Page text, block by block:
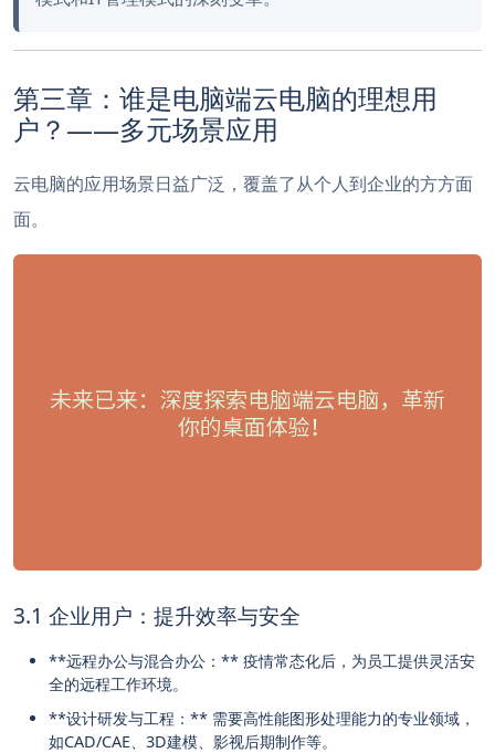
第三章：谁是电脑端云电脑的理想用
户？——多元场景应用
云电脑的应用场景日益广泛，覆盖了从个人到企业的方方面
面。
3.1 企业用户：提升效率与安全
**远程办公与混合办公：** 疫情常态化后，为员工提供灵活安
全的远程工作环境。
**设计研发与工程：** 需要高性能图形处理能力的专业领域，
如CAD/CAE、3D建模、影视后期制作等。